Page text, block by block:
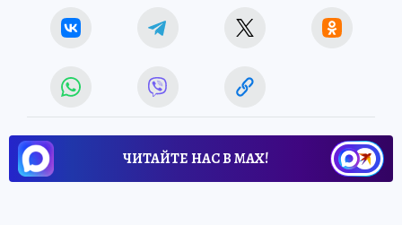
ЧИТАЙТЕ НАС В МАХ!